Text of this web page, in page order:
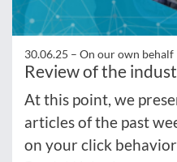
30.06.25 – On our own behalf
Review of the
At this point, we
articles of the past
on your click